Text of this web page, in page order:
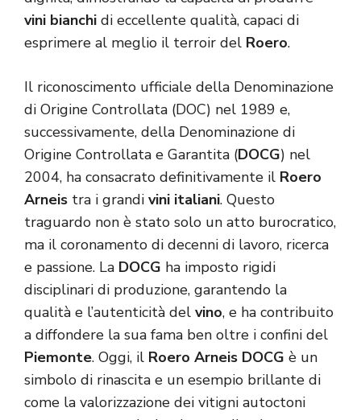
vini bianchi di eccellente qualità, capaci di
esprimere al meglio il terroir del Roero.
Il riconoscimento ufficiale della Denominazione
di Origine Controllata (DOC) nel 1989 e,
successivamente, della Denominazione di
Origine Controllata e Garantita (DOCG) nel
2004, ha consacrato definitivamente il Roero
Arneis tra i grandi vini italiani. Questo
traguardo non è stato solo un atto burocratico,
ma il coronamento di decenni di lavoro, ricerca
e passione. La DOCG ha imposto rigidi
disciplinari di produzione, garantendo la
qualità e l’autenticità del vino, e ha contribuito
a diffondere la sua fama ben oltre i confini del
Piemonte. Oggi, il Roero Arneis DOCG è un
simbolo di rinascita e un esempio brillante di
come la valorizzazione dei vitigni autoctoni